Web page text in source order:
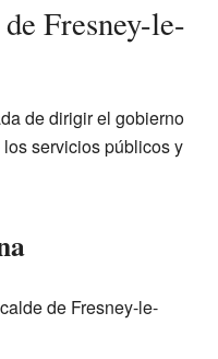
Fresney-le-
de dirigir el gobierno
servicios públicos y
de Fresney-le-